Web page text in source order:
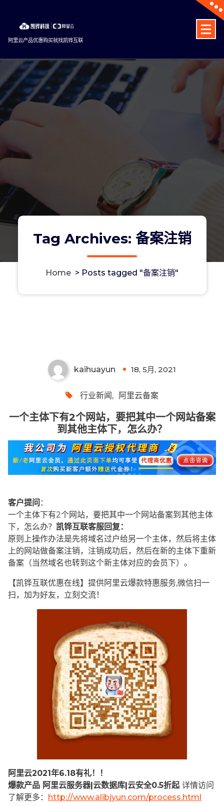
content
阿里云产品优惠购买就找凯铧互联
Tag Archives: 备案注销
Home > Posts tagged "备案注销"
kaihuayun 18, 5月, 2021
行业新闻, 阿里云备案
一个主体下有2个网站，要把其中一个网站备案
到其他主体下，怎么办？
客户提问 ：
一个主体下有2个网站，要把其中一个网站备案到其他主体
下，怎么办？ 凯铧互联客服回复：
原则上操作办法是先将域名过户给另一个主体，然后将主体
上的网站做备案注销，注销成功后，然后在新的主体下重新
备案（当然域名也转到这个新主体对应的会员下）。
【凯铧互联优惠在线】提供阿里云爆款特惠服务,微信扫一
扫，加为好友，立刻交流！
阿里云2021年6.18有礼！！
爆款产品 阿里云服务器|云数据库|云安全0.5折起 详情访问
了解更多： http://www.alibjyun.com/process.html